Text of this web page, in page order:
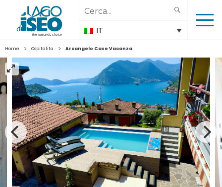
Search
for:
IT
Home > Ospitalita > Arcangelo Case Vacanza